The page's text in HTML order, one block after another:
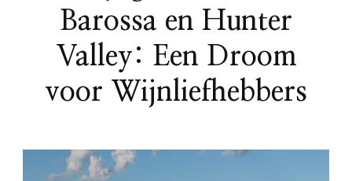
Barossa en Hunter
Valley: Een Droom
voor Wijnliefhebbers